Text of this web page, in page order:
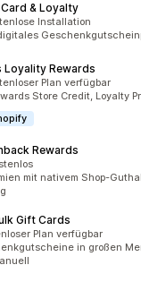
& Loyalty
insgesamtInstallation
Loyality Rewards
insgesamtPlan verfügbar
Store Credit, Loyalty
Rewards
insgesamt
mit nativem Shop-
Gift Cards
insgesamtPlan verfügbar
in großen